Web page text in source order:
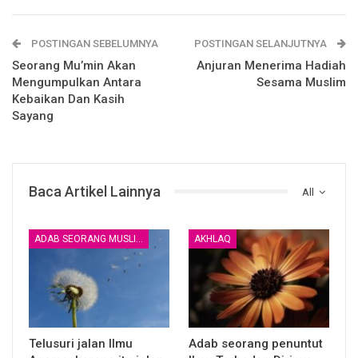
Hendaknya seorang hamba menjauhkan dirinya dari sikap
merasa besar, ‘ujub dengan keadaannya serta amalannya
dan lalai dari mengagungkan Allah serta syari’at Nya,
ketahuilah orang yang demikian adalah orang yang merugi.
Penulis:Team Fawaid Al Misk
Dimurojaah oleh:
Ustadz Imam Abu Abdillah
Artikel: https://almisk.or.id
POSTINGAN SEBELUMNYA
Seorang Mu’min Akan
Mengumpulkan Antara
Kebaikan Dan Kasih
Sayang
POSTINGAN SELANJUTNYA
Anjuran Menerima Hadiah
Sesama Muslim
All
Baca Artikel Lainnya
Telusuri jalan Ilmu
AKHLAQ
Adab seorang penuntut